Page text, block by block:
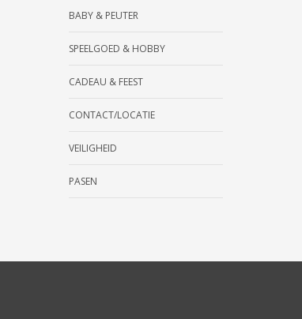
BABY & PEUTER
SPEELGOED & HOBBY
CADEAU & FEEST
CONTACT/LOCATIE
VEILIGHEID
PASEN